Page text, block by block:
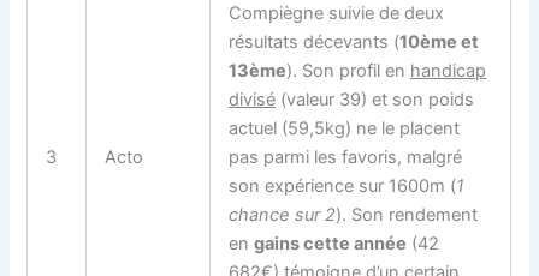
3 Acto
Compiègne suivie de deux
résultats décevants (10ème et
13ème). Son profil en handicap
divisé (valeur 39) et son poids
actuel (59,5kg) ne le placent
pas parmi les favoris, malgré
son expérience sur 1600m (1
chance sur 2). Son rendement
engains cette année (42